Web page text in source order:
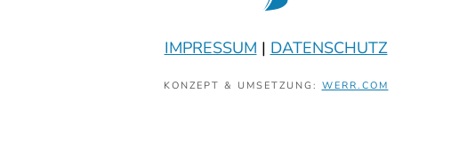
IMPRESSUM | DATENSCHUTZ
KONZEPT & UMSETZUNG: WERR.COM